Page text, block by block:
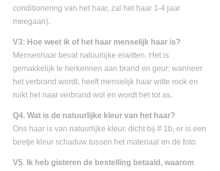
conditionering van het haar, zal het haar 1-4 jaar
meegaan).
V3: Hoe weet ik of het haar menselijk haar is?
Mensenhaar bevat natuurlijke eiwitten. Het is
gemakkelijk te herkennen aan brand en geur: wanneer
het verbrand wordt, heeft menselijk haar witte rook en
ruikt het naar verbrand wol en wordt het tot as.
Q4. Wat is de natuurlijke kleur van het haar?
Ons haar is van natuurlijke kleur, dicht bij # 1b, er is een
beetje kleur schaduw tussen het materiaal en de foto.
V5. Ik heb gisteren de bestelling betaald, waarom